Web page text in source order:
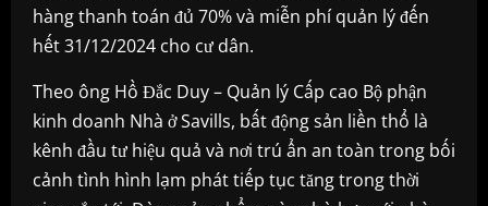
hàng thanh toán đủ 70% và miễn phí quản lý đến
hết 31/12/2024 cho cư dân.
Theo ông Hồ Đắc Duy – Quản lý Cấp cao Bộ phận
kinh doanh Nhà ở Savills, bất động sản liền thổ là
kênh đầu tư hiệu quả và nơi trú ẩn an toàn trong bối
cảnh tình hình lạm phát tiếp tục tăng trong thời